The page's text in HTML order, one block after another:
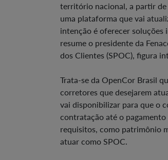
território nacional, a partir de
uma plataforma que vai
intenção é oferecer soluções
resume o presidente da
dos Clientes (SPOC), figura
Trata-se da OpenCor Brasil
corretores que desejarem
vai disponibilizar para que o
contratação até o pagamento
requisitos, como patrimônio
atuar como SPOC.